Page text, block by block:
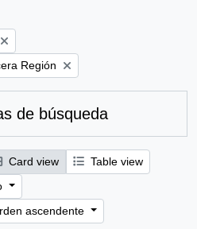
Región
de búsqueda
Card view
Table view
ascendente